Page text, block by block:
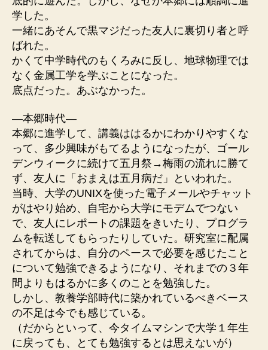
学した。
一緒にあそんで黒マジだった友人に裏切り者と呼
ばれた。
かくて中学時代のもくろみに反し、地球物理では
なく金属工学を学ぶことになった。
底点だった。あぶなかった。
—本郷時代—
本郷に進学して、講義ははるかにわかりやすくな
って、多少興味がもてるようになったが、ゴール
デンウィークに続けて五月祭→梅雨の流れに勝て
ず、友人に「おまえは五月病だ」といわれた。
当時、大学のUNIXを使った電子メールやチャット
がはやり始め、自宅から大学にモデムでつない
で、友人にレポートの課題をきいたり、プログラ
ムを転送してもらったりしていた。研究室に配属
されてからは、自分のペースで必要を感じたこと
について勉強できるようになり、それまでの３年
間よりもはるかに多くのことを勉強した。
しかし、教養学部時代に築かれているべきベース
の不足は今でも感じている。
（だからといって、今タイムマシンで大学１年生
に戻っても、とても勉強するとは思えないが）